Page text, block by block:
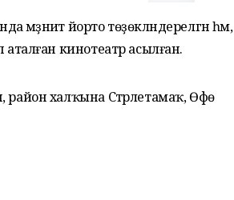
мәҙәниәт йорто төҙөкләндерелгән һәм,
кинотеатр асылған.
район халҡына Стәрлетамаҡ, Өфө